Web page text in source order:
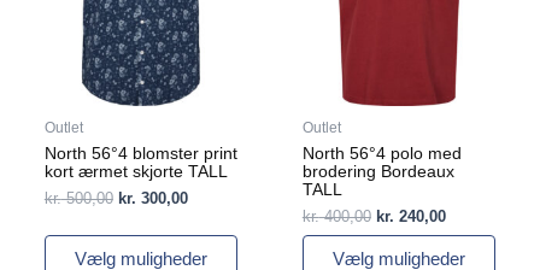
Outlet
North 56°4 blomster print
kort ærmet skjorte TALL
kr.500,00 kr. 300,00
Vælg muligheder
Mulighederne
vælges
varesiden
Outlet
North 56°4 polo med
brodering Bordeaux
TALL
kr.400,00 kr. 240,00
Vælg muligheder
Mulighederne
vælges
varesiden